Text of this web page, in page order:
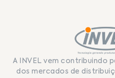
A INVEL vem contribuindo
dos mercados de